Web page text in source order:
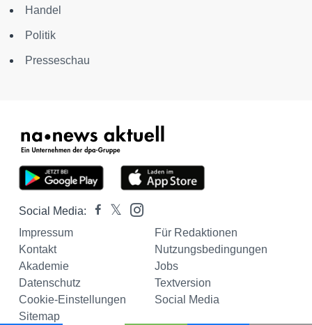
Handel
Politik
Presseschau
Social Media:
Impressum
Für Redaktionen
Kontakt
Nutzungsbedingungen
Akademie
Jobs
Datenschutz
Textversion
Cookie-Einstellungen
Social Media
Sitemap